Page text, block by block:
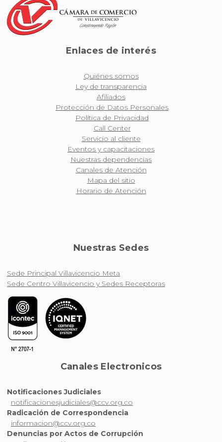
Enlaces de interés
Quiénes somos
Ley de transparencia
Afiliados
Protección de Datos Personales
Política de Privacidad
Call Center
Servicio al cliente
Eventos y capacitaciones
Nuestras dependencias
Canales de Atención
Mapa del sitio
Horario de Atención
Nuestras Sedes
Sede Principal Villavicencio Meta
Sede Centro Villavicencio y Sedes Receptoras
Canales Electronicos
Notificaciones Judiciales
notificacionesjudiciales@ccv.org.co
Radicación de Correspondencia
informacion@ccv.org.co
Denuncias por Actos de Corrupción